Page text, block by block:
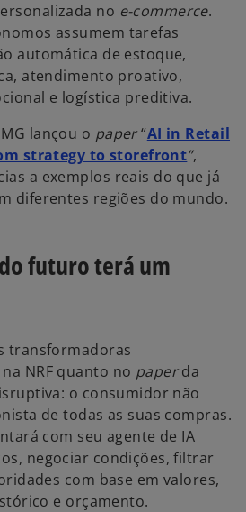
no e-commerce.
assumem tarefas
automática de estoque,
atendimento proativo,
e logística preditiva.
lançou o paper“AI in Retail
strategy to storefronta
b
r
o
v
a
g
u
i
”,
a exemplos reais do que já
diferentes regiões do mundo.
futuro terá um
transformadoras
NRF quanto no paperda
o consumidor não
de todas as suas compras.
com seu agente de IA
negociar condições, filtrar
com base em valores,
e orçamento.